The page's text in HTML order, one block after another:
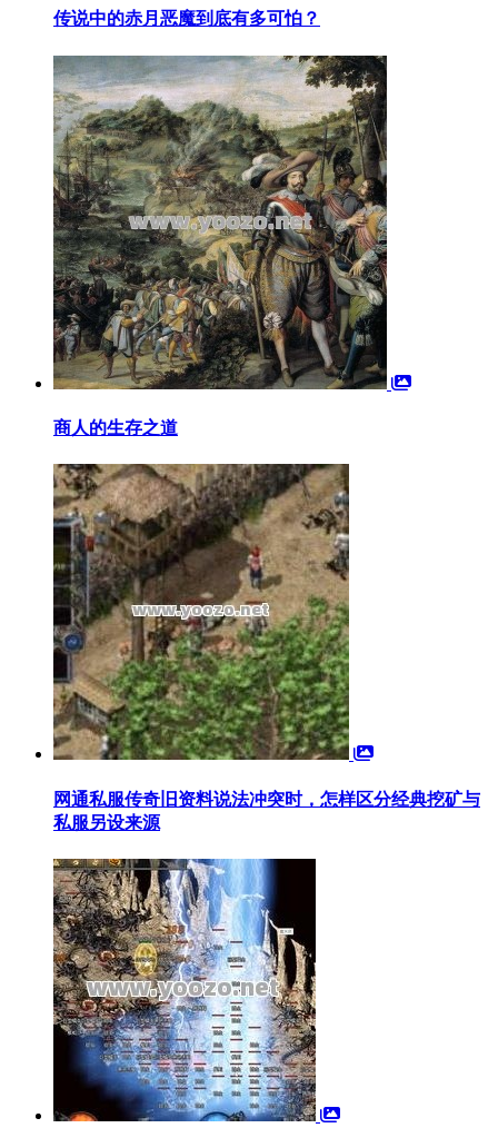
传说中的赤月恶魔到底有多可怕？
商人的生存之道
网通私服传奇旧资料说法冲突时，怎样区分经典挖矿与
私服另设来源